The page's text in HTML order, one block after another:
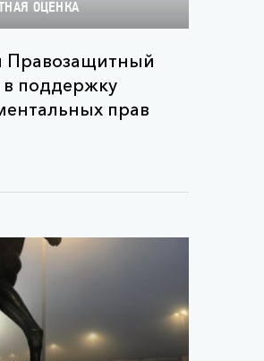
ОЦЕНКА
Правозащитный
в поддержку
прав